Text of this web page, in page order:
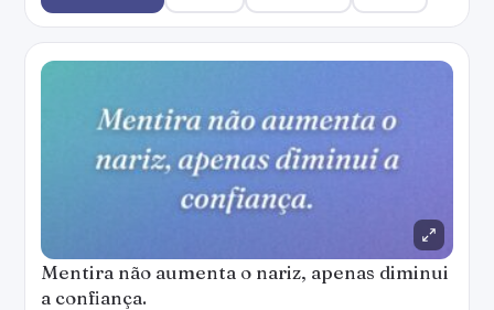
Mentira não aumenta o nariz, apenas diminui
a confiança.